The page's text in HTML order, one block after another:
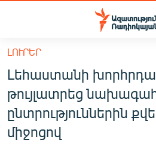
Մատչելիության
հիմնական
բովանդակությանը
հիմնական
մենյուին
Որոնում
ՔԱՂԱՔԱԿԱՆ
ԸՆՏՐՈՒԹՅՈՒՆՆԵՐ 2026
ԼՈՒՐԵՐ
Լեհաստանի
թույլատրեց
ընտրություններին
միջոցով